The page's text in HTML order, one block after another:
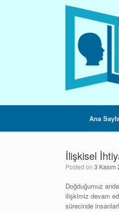
Ana
İlişkisel
Posted on 3 Kasım
Doğduğumuz
ilişkimiz devam
sürecinde